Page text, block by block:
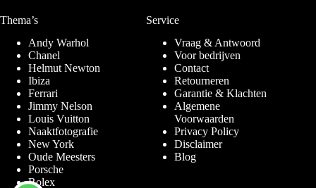
Thema’s
Andy Warhol
Chanel
Helmut Newton
Ibiza
Ferrari
Jimmy Nelson
Louis Vuitton
Naaktfotografie
New York
Oude Meesters
Porsche
Rolex
Service
Vraag & Antwoord
Voor bedrijven
Contact
Retourneren
Garantie & Klachten
Algemene
Voorwaarden
Privacy Policy
Disclaimer
Blog